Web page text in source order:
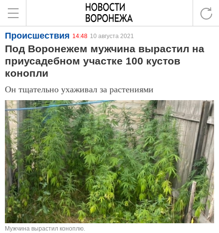
Происшествия 14:48 10 августа 2021
Под Воронежем мужчина вырастил на
приусадебном участке 100 кустов
конопли
Он тщательно ухаживал за растениями
Мужчина вырастил коноплю.